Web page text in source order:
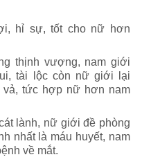
hỉ sự, tốt cho nữ hơn
thịnh vượng, nam giới
tài lộc còn nữ giới lại
vả, tức hợp nữ hơn nam
lành, nữ giới đề phòng
nhất là máu huyết, nam
về mắt.